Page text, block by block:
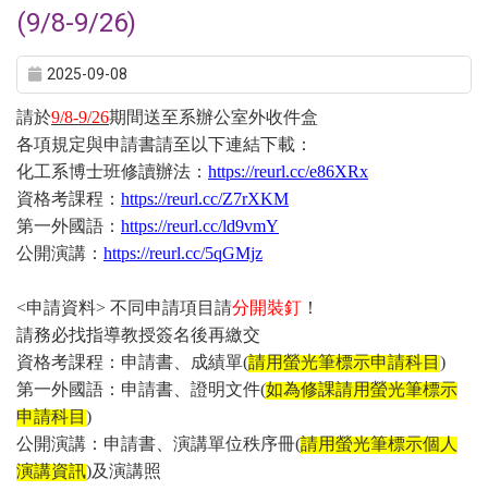
(9/8-9/26)
2025-09-08
請於9/8-9/26期間送至系辦公室外收件盒
各項規定與申請書請至以下連結下載：
化工系博士班修讀辦法： https://reurl.cc/e86XRx
資格考課程： https://reurl.cc/Z7rXKM
第一外國語： https://reurl.cc/ld9vmY
公開演講： https://reurl.cc/5qGMjz
<申請資料> 不同申請項目請分開裝釘 ！
請務必找指導教授簽名後再繳交
資格考課程：申請書、成績單(請用螢光筆標示申請科目 )
第一外國語：申請書、證明文件(如為修課請用螢光筆標示
申請科目 )
公開演講：申請書、演講單位秩序冊(請用螢光筆標示個人
演講資訊)及演講照